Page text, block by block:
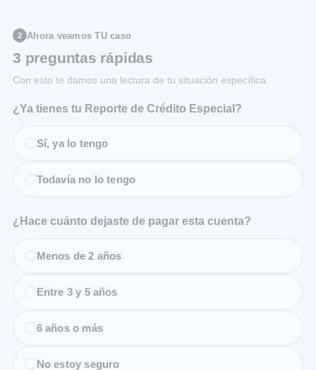
2 Ahora veamos TU caso
3 preguntas rápidas
Con esto te damos una lectura de tu situación específica.
¿Ya tienes tu Reporte de Crédito Especial?
Sí, ya lo tengo
Todavía no lo tengo
¿Hace cuánto dejaste de pagar esta cuenta?
Menos de 2 años
Entre 3 y 5 años
6 años o más
No estoy seguro